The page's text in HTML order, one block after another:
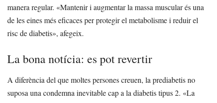
manera regular. «Mantenir i augmentar la massa muscular és una
de les eines més eficaces per protegir el metabolisme i reduir el
risc de diabetis», afegeix.
La bona notícia: es pot revertir
A diferència del que moltes persones creuen, la prediabetis no
suposa una condemna inevitable cap a la diabetis tipus 2. «La